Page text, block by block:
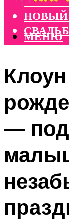
НОВЫЙ
МЕНЮ
—